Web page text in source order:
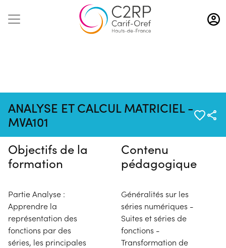
Aller
au
contenu
ANALYSE ET CALCUL MATRICIEL -
MVA101
Pas de session programmée en
ce moment
Objectifs de la
formation
Partie Analyse :
Apprendre la
représentation des
fonctions par des
séries, les principales
Contenu
pédagogique
Généralités sur les
séries numériques -
Suites et séries de
fonctions -
Transformation de